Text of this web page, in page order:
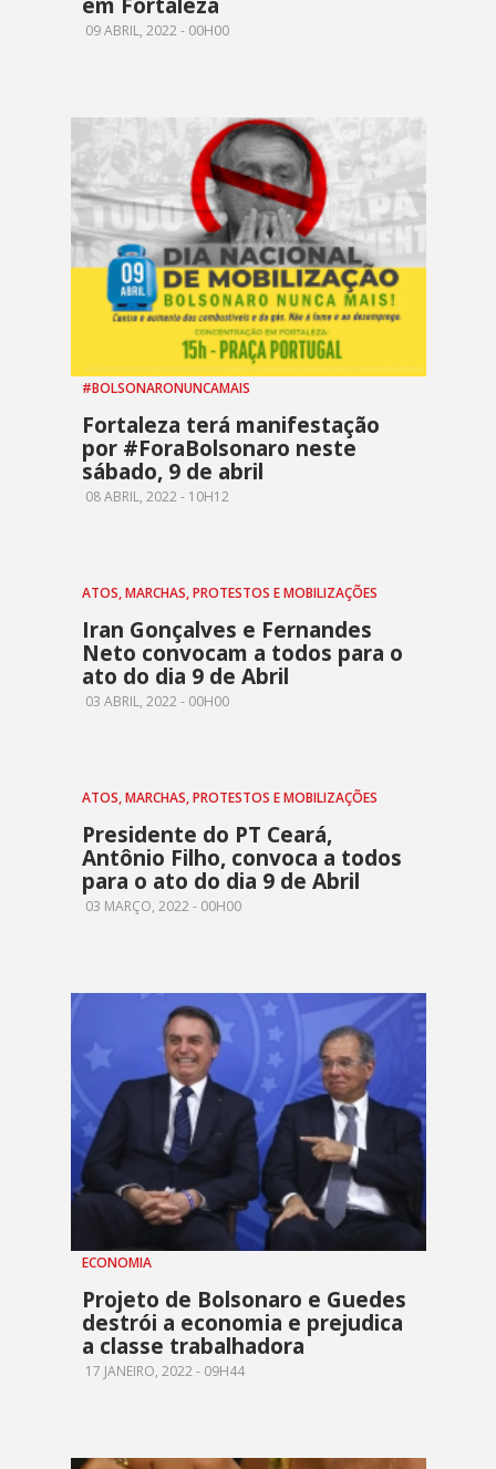
em Fortaleza
09 ABRIL, 2022 - 00H00
#BOLSONARONUNCAMAIS
Fortaleza terá manifestação
por #ForaBolsonaro neste
sábado, 9 de abril
08 ABRIL, 2022 - 10H12
ATOS, MARCHAS, PROTESTOS E MOBILIZAÇÕES
Iran Gonçalves e Fernandes
Neto convocam a todos para o
ato do dia 9 de Abril
03 ABRIL, 2022 - 00H00
ATOS, MARCHAS, PROTESTOS E MOBILIZAÇÕES
Presidente do PT Ceará,
Antônio Filho, convoca a todos
para o ato do dia 9 de Abril
03 MARÇO, 2022 - 00H00
ECONOMIA
Projeto de Bolsonaro e Guedes
destrói a economia e prejudica
a classe trabalhadora
17 JANEIRO, 2022 - 09H44